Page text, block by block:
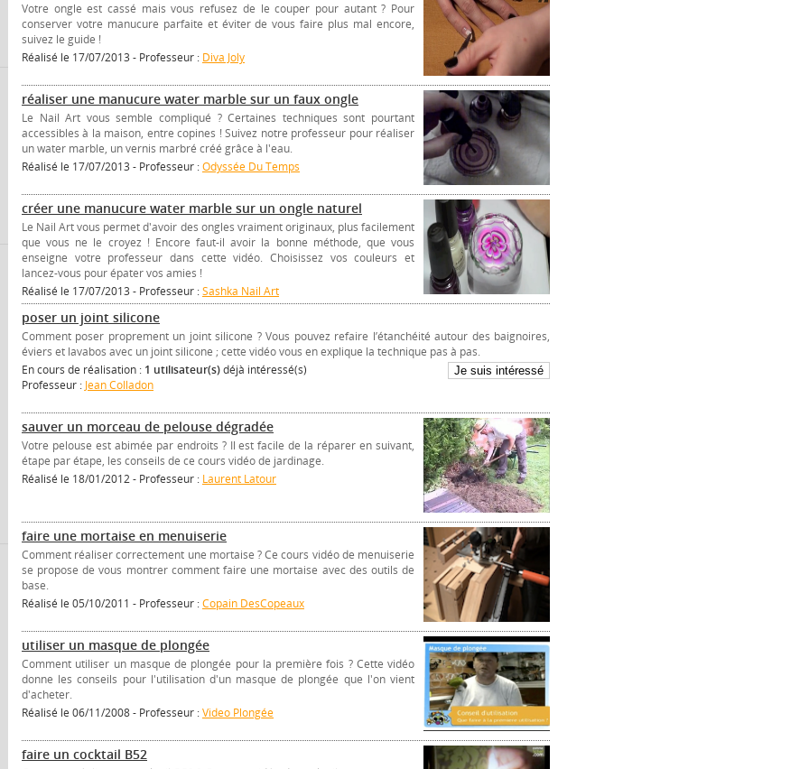
Votre ongle est cassé mais vous refusez de le couper pour autant ? Pour
conserver votre manucure parfaite et éviter de vous faire plus mal encore,
suivez le guide !
Réalisé le 17/07/2013 - Professeur : Diva Joly
réaliser une manucure water marble sur un faux ongle
Le Nail Art vous semble compliqué ? Certaines techniques sont pourtant
accessibles à la maison, entre copines ! Suivez notre professeur pour réaliser
un water marble, un vernis marbré créé grâce à l'eau.
Réalisé le 17/07/2013 - Professeur :Odyssée Du Temps
créer une manucure water marble sur un ongle naturel
Le Nail Art vous permet d'avoir des ongles vraiment originaux, plus facilement
que vous ne le croyez ! Encore faut-il avoir la bonne méthode, que vous
enseigne votre professeur dans cette vidéo. Choisissez vos couleurs et
lancez-vous pour épater vos amies !
Réalisé le 17/07/2013 - Professeur :Sashka Nail Art
poser un joint silicone
Comment poser proprement un joint silicone ? Vous pouvez refaire l’étanchéité autour des baignoires,
éviers et lavabos avec un joint silicone ; cette vidéo vous en explique la technique pas à pas.
En cours de réalisation : 1 utilisateur(s)déjà intéressé(s)
Professeur : Jean Colladon
sauver un morceau de pelouse dégradée
Votre pelouse est abimée par endroits ? Il est facile de la réparer en suivant,
étape par étape, les conseils de ce cours vidéo de jardinage.
Réalisé le 18/01/2012 - Professeur : Laurent Latour
faire une mortaise en menuiserie
Comment réaliser correctement une mortaise ? Ce cours vidéo de menuiserie
se propose de vous montrer comment faire une mortaise avec des outils de
base.
Réalisé le 05/10/2011 - Professeur :Copain DesCopeaux
utiliser un masque de plongée
Comment utiliser un masque de plongée pour la première fois ? Cette vidéo
donne les conseils pour l'utilisation d'un masque de plongée que l'on vient
d'acheter.
Réalisé le 06/11/2008 - Professeur :Video Plongée
faire un cocktail B52